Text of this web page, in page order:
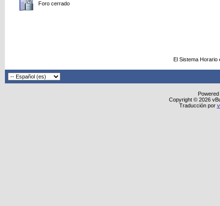
Foro cerrado
El Sistema
Copyright © 2026
Traducción por